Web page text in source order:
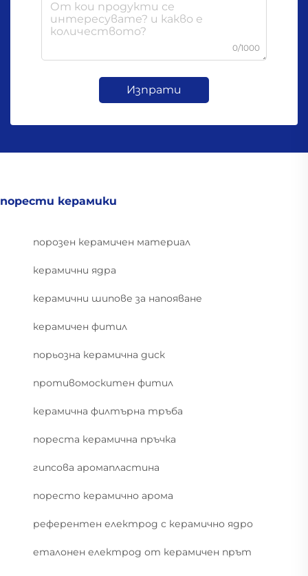
0/1000
Изпрати
порести керамики
порозен керамичен материал
керамични ядра
керамични шипове за напояване
керамичен фитил
порьозна керамична диск
противомоскитен фитил
керамична филтърна тръба
пореста керамична пръчка
гипсова аромапластина
поресто керамично арома
референтен електрод с керамично ядро
еталонен електрод от керамичен прът